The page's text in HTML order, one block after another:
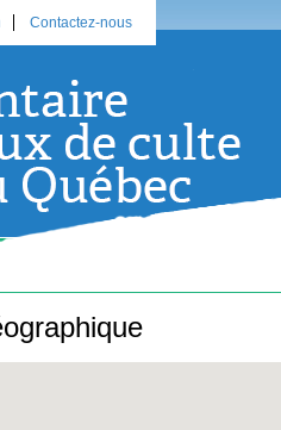
Contactez-nous